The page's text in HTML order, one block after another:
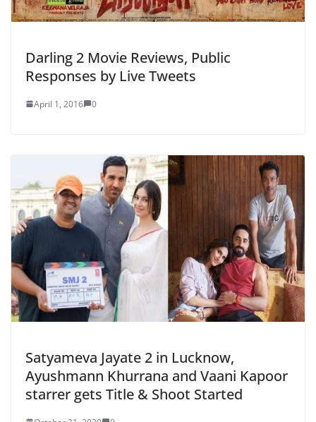
Darling 2 Movie Reviews, Public
Responses by Live Tweets
April 1, 2016 0
Satyameva Jayate 2 in Lucknow,
Ayushmann Khurrana and Vaani Kapoor
starrer gets Title & Shoot Started